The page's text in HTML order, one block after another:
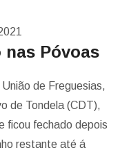
Póvoas
de Freguesias,
de Tondela (CDT),
ficou fechado depois
restante até á